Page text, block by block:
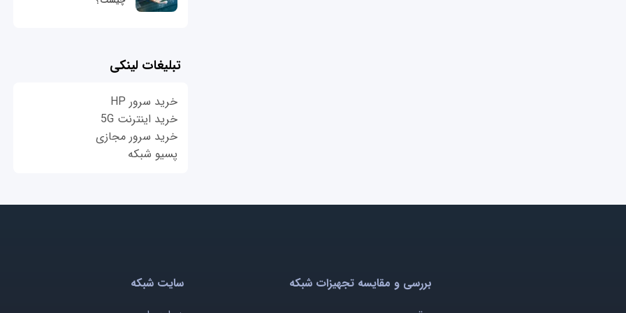
تبلیغات لینکی
خرید سرور HP
خرید اینترنت 5G
خرید سرور مجازی
پسیو شبکه
بررسی و مقایسه تجهیزات شبکه
سایت شبکه